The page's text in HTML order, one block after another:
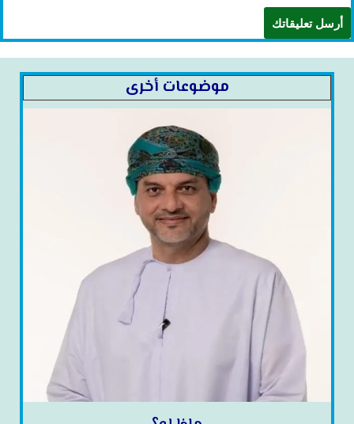
موضوعات أخرى